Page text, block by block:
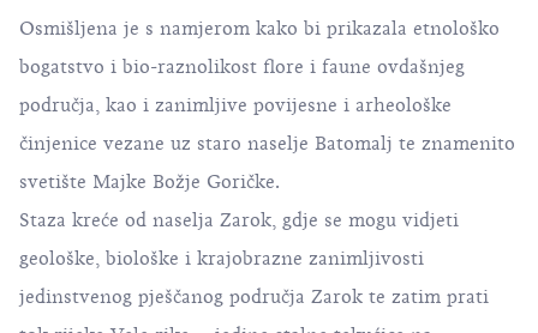
Osmišljena je s namjerom kako bi prikazala etnološko
bogatstvo i bio-raznolikost flore i faune ovdašnjeg
područja, kao i zanimljive povijesne i arheološke
činjenice vezane uz staro naselje Batomalj te znamenito
svetište Majke Božje Goričke.
Staza kreće od naselja Zarok, gdje se mogu vidjeti
geološke, biološke i krajobrazne zanimljivosti
jedinstvenog pješčanog područja Zarok te zatim prati